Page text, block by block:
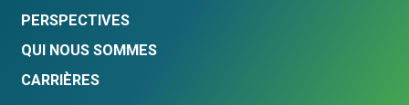
PERSPECTIVES
QUI NOUS SOMMES
CARRIÈRES